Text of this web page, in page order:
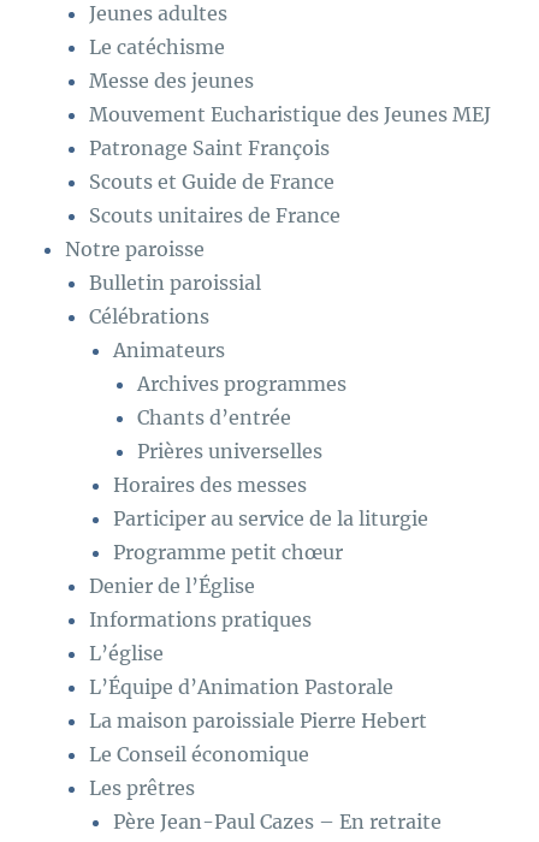
Jeunes adultes
Le catéchisme
Messe des jeunes
Mouvement Eucharistique des Jeunes MEJ
Patronage Saint François
Scouts et Guide de France
Scouts unitaires de France
Notre paroisse
Bulletin paroissial
Célébrations
Animateurs
Archives programmes
Chants d’entrée
Prières universelles
Horaires des messes
Participer au service de la liturgie
Programme petit chœur
Denier de l’Église
Informations pratiques
L’église
L’Équipe d’Animation Pastorale
La maison paroissiale Pierre Hebert
Le Conseil économique
Les prêtres
Père Jean-Paul Cazes – En retraite